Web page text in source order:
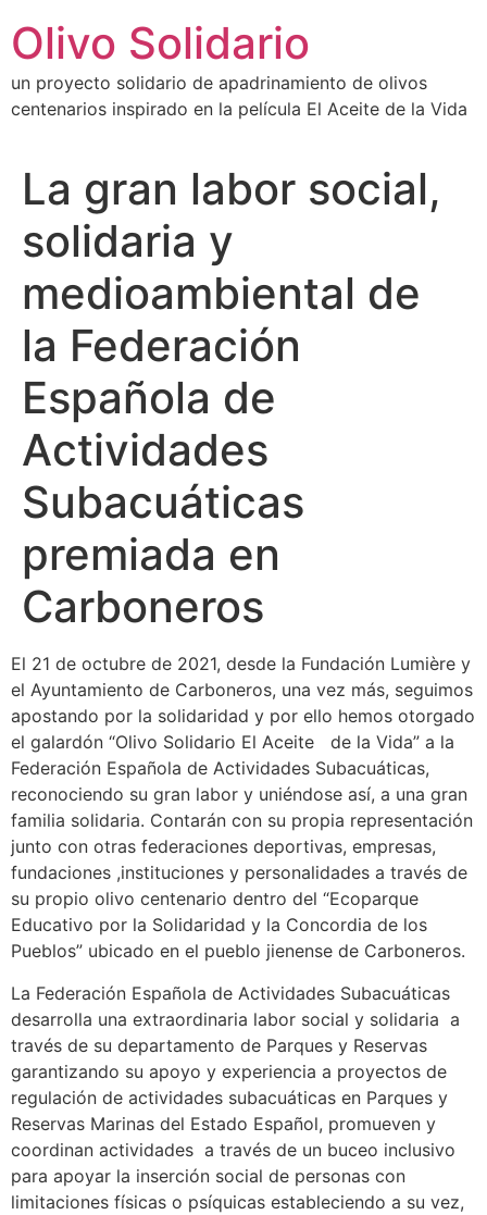
contenido
Olivo Solidario
un proyecto solidario de apadrinamiento de olivos
centenarios inspirado en la película El Aceite de la Vida
La gran labor social,
solidaria y
medioambiental de
la Federación
Española de
Actividades
Subacuáticas
premiada en
Carboneros
El 21 de octubre de 2021, desde la Fundación Lumière y
el Ayuntamiento de Carboneros, una vez más, seguimos
apostando por la solidaridad y por ello hemos otorgado
el galardón “Olivo Solidario El Aceite de la Vida” a la
Federación Española de Actividades Subacuáticas,
reconociendo su gran labor y uniéndose así, a una gran
familia solidaria. Contarán con su propia representación
junto con otras federaciones deportivas, empresas,
fundaciones ,instituciones y personalidades a través de
su propio olivo centenario dentro del “Ecoparque
Educativo por la Solidaridad y la Concordia de los
Pueblos” ubicado en el pueblo jienense de Carboneros.
La Federación Española de Actividades Subacuáticas
desarrolla una extraordinaria labor social y solidaria a
través de su departamento de Parques y Reservas
garantizando su apoyo y experiencia a proyectos de
regulación de actividades subacuáticas en Parques y
Reservas Marinas del Estado Español, promueven y
coordinan actividades a través de un buceo inclusivo
para apoyar la inserción social de personas con
limitaciones físicas o psíquicas estableciendo a su vez,